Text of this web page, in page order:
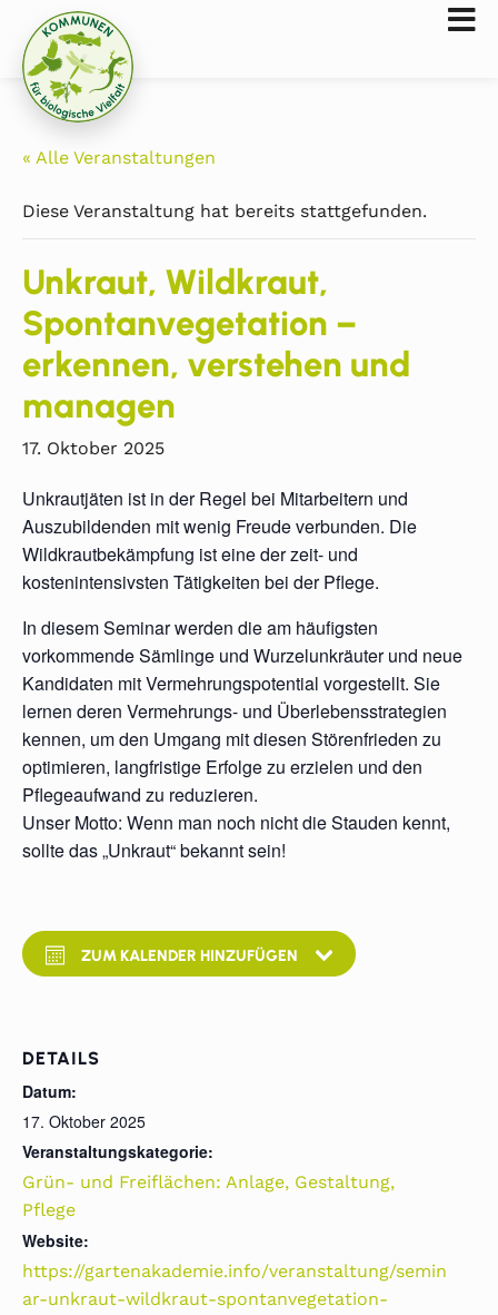
« Alle Veranstaltungen
Diese Veranstaltung hat bereits stattgefunden.
Unkraut, Wildkraut,
Spontanvegetation –
erkennen, verstehen und
managen
17. Oktober 2025
Unkrautjäten ist in der Regel bei Mitarbeitern und
Auszubildenden mit wenig Freude verbunden. Die
Wildkrautbekämpfung ist eine der zeit- und
kostenintensivsten Tätigkeiten bei der Pflege.
In diesem Seminar werden die am häufigsten
vorkommende Sämlinge und Wurzelunkräuter und neue
Kandidaten mit Vermehrungspotential vorgestellt. Sie
lernen deren Vermehrungs- und Überlebensstrategien
kennen, um den Umgang mit diesen Störenfrieden zu
optimieren, langfristige Erfolge zu erzielen und den
Pflegeaufwand zu reduzieren.
Unser Motto: Wenn man noch nicht die Stauden kennt,
sollte das „Unkraut“ bekannt sein!
ZUM KALENDER HINZUFÜGEN
DETAILS
Datum:
17. Oktober 2025
Veranstaltungskategorie:
Grün- und Freiflächen: Anlage, Gestaltung,
Pflege
Website:
https://gartenakademie.info/veranstaltung/semin
ar-unkraut-wildkraut-spontanvegetation-